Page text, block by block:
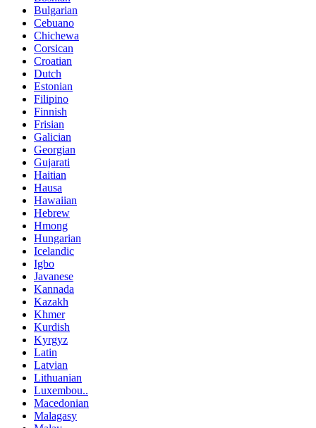
Bulgarian
Cebuano
Chichewa
Corsican
Croatian
Dutch
Estonian
Filipino
Finnish
Frisian
Galician
Georgian
Gujarati
Haitian
Hausa
Hawaiian
Hebrew
Hmong
Hungarian
Icelandic
Igbo
Javanese
Kannada
Kazakh
Khmer
Kurdish
Kyrgyz
Latin
Latvian
Lithuanian
Luxembou..
Macedonian
Malagasy